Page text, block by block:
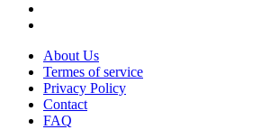
About Us
Termes of service
Privacy Policy
Contact
FAQ